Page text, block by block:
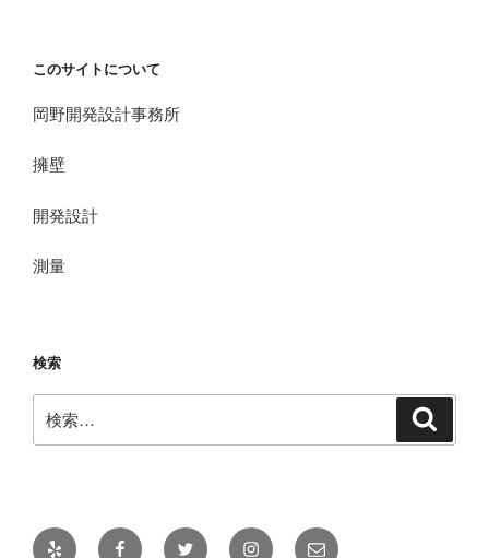
このサイトについて
岡野開発設計事務所
擁壁
開発設計
測量
検索
索:
Yelp FacebookTwitter Instagramメ